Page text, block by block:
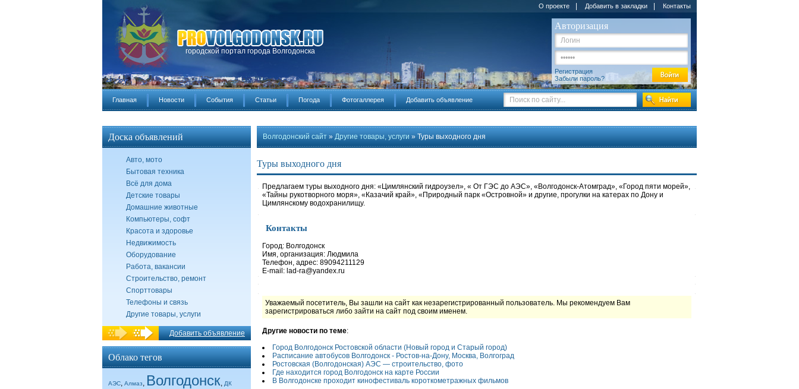
городской портал города Волгодонска
О проекте Добавить в закладки Контакты
Авторизация
Регистрация
Забыли пароль?
Главная Новости События Статьи Погода Фотогаллерея Добавить объявление
Доска объявлений
Авто, мото
Бытовая техника
Всё для дома
Детские товары
Домашние животные
Компьютеры, софт
Красота и здоровье
Недвижимость
Оборудование
Работа, вакансии
Строительство, ремонт
Спорттовары
Телефоны и связь
Другие товары, услуги
Добавить объявление
Облако тегов
АЭС, Алмаз, Волгодонск, ДК
Волгодонский сайт » Другие товары, услуги » Туры выходного дня
Туры выходного дня
Предлагаем туры выходного дня: «Цимлянский гидроузел», « От ГЭС до АЭС», «Волгодонск-Атомград», «Город пяти морей»,
«Тайны рукотворного моря», «Казачий край», «Природный парк «Островной» и другие, прогулки на катерах по Дону и
Цимлянскому водохранилищу.
Контакты
Город: Волгодонск
Имя, организация: Людмила
Телефон, адрес: 89094211129
E-mail: lad-ra@yandex.ru
Уважаемый посетитель, Вы зашли на сайт как незарегистрированный пользователь. Мы рекомендуем Вам
зарегистрироваться либо зайти на сайт под своим именем.
Другие новости по теме:
Город Волгодонск Ростовской области (Новый город и Старый город)
Расписание автобусов Волгодонск - Ростов-на-Дону, Москва, Волгоград
Ростовская (Волгодонская) АЭС — строительство, фото
Где находится город Волгодонск на карте России
В Волгодонске проходит кинофестиваль короткометражных фильмов